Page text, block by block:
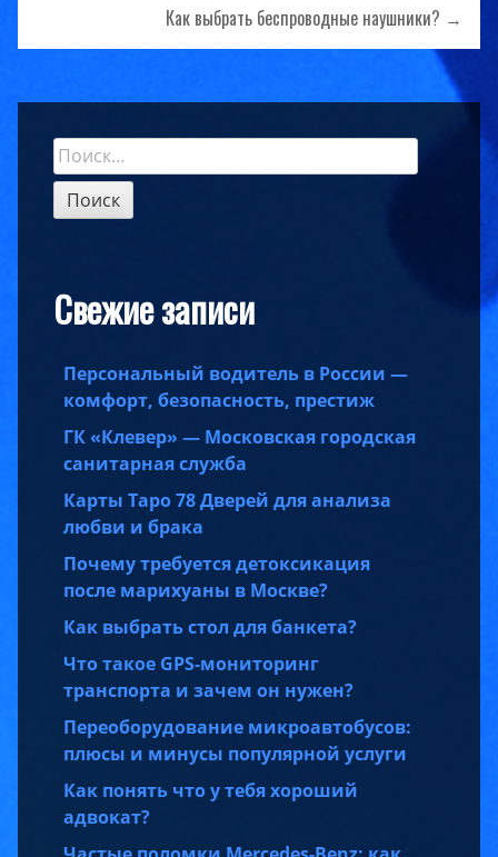
Как выбрать беспроводные наушники? →
Sidebar
Найти:
Свежие записи
Персональный водитель в России —
комфорт, безопасность, престиж
ГК «Клевер» — Московская городская
санитарная служба
Карты Таро 78 Дверей для анализа
любви и брака
Почему требуется детоксикация
после марихуаны в Москве?
Как выбрать стол для банкета?
Что такое GPS-мониторинг
транспорта и зачем он нужен?
Переоборудование микроавтобусов:
плюсы и минусы популярной услуги
Как понять что у тебя хороший
адвокат?